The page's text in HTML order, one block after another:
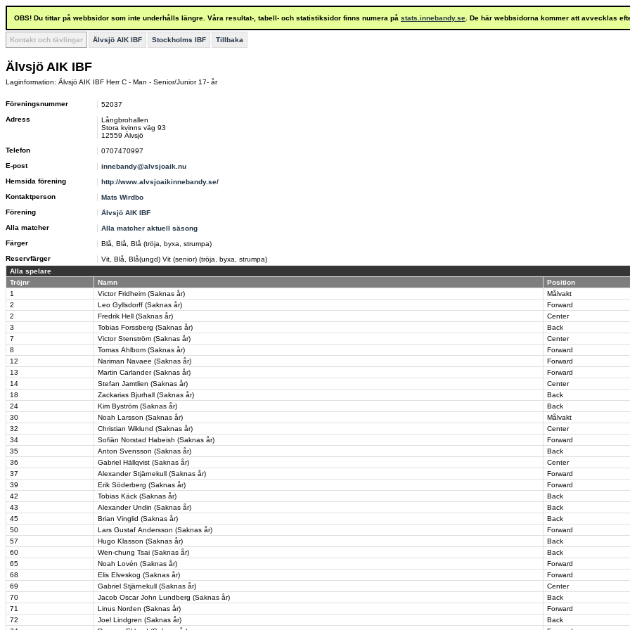
OBS! Du tittar på webbsidor som inte underhålls längre. Våra resultat-, tabell- och statistiksidor finns numera på stats.innebandy.se . De här webbsidorna kommer att avvecklas
Kontakt och tävlingar Älvsjö AIK IBF Stockholms IBF Tillbaka
Älvsjö AIK IBF
Laginformation: Älvsjö AIK IBF Herr C - Man - Senior/Junior 17- år
Föreningsnummer
52037
Adress
Långbrohallen
Stora kvinns väg 93
12559 Älvsjö
Telefon
0707470997
E-post
innebandy@alvsjoaik.nu
Hemsida förening
http://www.alvsjoaikinnebandy.se/
Kontaktperson
Mats Wirdbo
Förening
Älvsjö AIK IBF
Alla matcher
Alla matcher aktuell säsong
Färger
Blå, Blå, Blå (tröja, byxa, strumpa)
Reservfärger
Vit, Blå, Blå(ungd) Vit (senior) (tröja, byxa, strumpa)
Alla spelare
Tröjnr
Namn
Position
1
Victor Fridheim (Saknas år)
Målvakt
2
Leo Gyllsdorff (Saknas år)
Forward
2
Fredrik Hell (Saknas år)
Center
3
Tobias Forssberg (Saknas år)
Back
7
Victor Stenström (Saknas år)
Center
8
Tomas Ahlbom (Saknas år)
Forward
12
Nariman Navaee (Saknas år)
Forward
13
Martin Carlander (Saknas år)
Forward
14
Stefan Jamtlien (Saknas år)
Center
18
Zackarias Bjurhall (Saknas år)
Back
24
Kim Byström (Saknas år)
Back
30
Noah Larsson (Saknas år)
Målvakt
32
Christian Wiklund (Saknas år)
Center
34
Sofiän Norstad Habeish (Saknas år)
Forward
35
Anton Svensson (Saknas år)
Back
36
Gabriel Hällqvist (Saknas år)
Center
37
Alexander Stjärnekull (Saknas år)
Forward
39
Erik Söderberg (Saknas år)
Forward
42
Tobias Käck (Saknas år)
Back
43
Alexander Undin (Saknas år)
Back
45
Brian Vinglid (Saknas år)
Back
50
Lars Gustaf Andersson (Saknas år)
Forward
57
Hugo Klasson (Saknas år)
Back
60
Wen-chung Tsai (Saknas år)
Back
65
Noah Lovén (Saknas år)
Forward
68
Elis Elveskog (Saknas år)
Forward
69
Gabriel Stjärnekull (Saknas år)
Center
70
Jacob Oscar John Lundberg (Saknas år)
Back
71
Linus Norden (Saknas år)
Forward
72
Joel Lindgren (Saknas år)
Back